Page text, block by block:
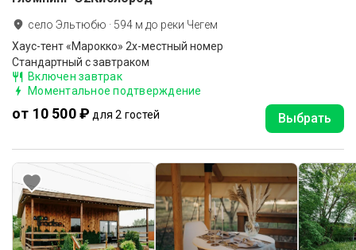
село Эльтюбю · 594 м до реки Чегем
Хаус-тент «Марокко» 2х-местный номер
Стандартный с завтраком
Включен завтрак
Моментальное подтверждение
от 10 500 ₽ для 2 гостей Выбрать